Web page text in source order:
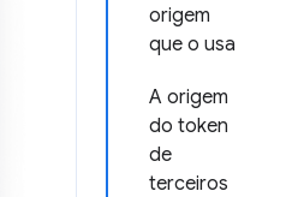
origem
que o usa
A origem
do token
de
terceiros